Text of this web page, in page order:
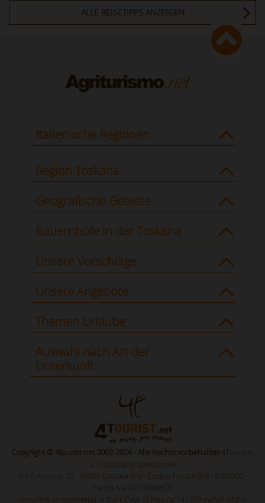
ALLE REISETIPPS ANZEIGEN
Italienische Regionen
Region Toskana
Geografische Gebiete
Bauernhöfe in der Toskana
Unsere Vorschläge
Unsere Angebote
Themen Urlaube
Auswahl nach Art der
Unterkunft
Copyright © 4tourist.net 2002-2026 - Alle Rechte vorbehalten 4Tourism
s.r.l società unipersonale
Via S.Antioco 70 - 56021 Cascina (PI) - Codice Fiscale 01618980500 -
Partita Iva 01618980500
4tourism srl registered in the CCIAA of Pisa nr.141307 owner of the